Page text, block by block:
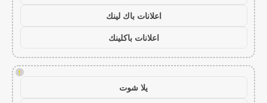
اعلانات باك لينك
اعلانات باكلينك
!
يلا شوت